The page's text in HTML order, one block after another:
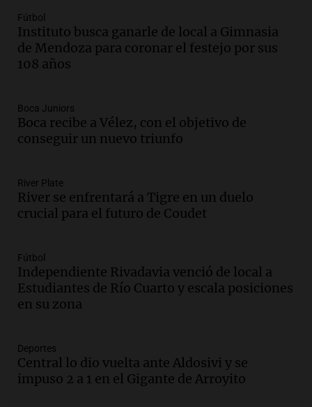
en CABA
Una mañana para todos
Episodios
Audio.
Panorama Federal
Episodios
Audio.
el ayuno nocturno
Panorama Federal
Episodios
un precipicio
Una mañana para todos
Episodios
Estados Unidos
Panorama Federal
Episodios
Fútbol
Instituto busca ganarle de local a Gimnasia
de Mendoza para coronar el festejo por sus
108 años
Boca Juniors
Boca recibe a Vélez, con el objetivo de
conseguir un nuevo triunfo
River Plate
River se enfrentará a Tigre en un duelo
crucial para el futuro de Coudet
Fútbol
Independiente Rivadavia venció de local a
Estudiantes de Río Cuarto y escala posiciones
en su zona
Deportes
Central lo dio vuelta ante Aldosivi y se
impuso 2 a 1 en el Gigante de Arroyito